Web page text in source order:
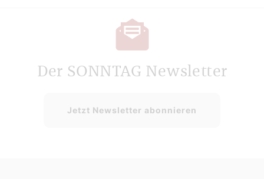
Der SONNTAG Newsletter
Jetzt Newsletter abonnieren